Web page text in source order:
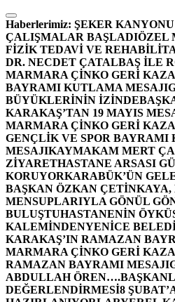
İçeriğe
atla
Haberlerimiz: ŞEKER
ÇALIŞMALAR BAŞLADIÖZEL
FİZİK TEDAVİ VE
DR. NECDET ÇATALBAŞ İLE
MARMARA ÇİNKO GERİ
BAYRAMI KUTLAMA MESAJI
BÜYÜKLERİNİN İZİNDE
KARAKAŞ’TAN 19 MAYIS
MARMARA ÇİNKO GERİ
GENÇLİK VE SPOR BAYRAMI
MESAJIKAYMAKAM MERT
ZİYARETHASTANE ARSASI
KORUYORKARABÜK’ÜN
BAŞKAN ÖZKAN ÇETİNKAYA,
MENSUPLARIYLA GÖNÜL
BULUŞTUHASTANENİN
KALEMİNDENYENİCE
KARAKAŞ’IN RAMAZAN
MARMARA ÇİNKO GERİ
RAMAZAN BAYRAMI MESAJI
ABDULLAH ÖREN….
DEĞERLENDİRMESİ8